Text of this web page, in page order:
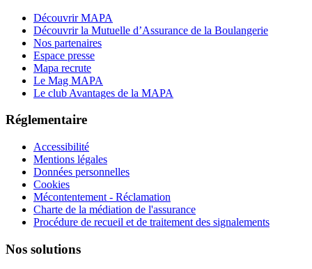
Découvrir MAPA
Découvrir la Mutuelle d’Assurance de la Boulangerie
Nos partenaires
Espace presse
Mapa recrute
Le Mag MAPA
Le club Avantages de la MAPA
Réglementaire
Accessibilité
Mentions légales
Données personnelles
Cookies
Mécontentement - Réclamation
Charte de la médiation de l'assurance
Procédure de recueil et de traitement des signalements
Nos solutions